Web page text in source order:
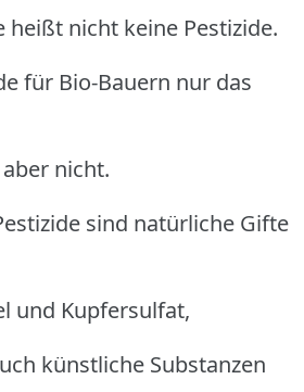
heißt nicht keine Pestizide.
für Bio-Bauern nur das
nicht.
sind natürliche Gifte
und Kupfersulfat,
künstliche Substanzen